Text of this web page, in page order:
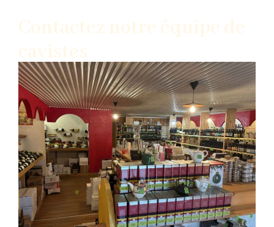
Contactez notre équipe de
cavistes